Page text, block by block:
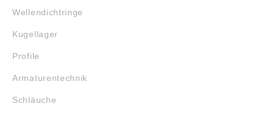
Wellendichtringe
Kugellager
Profile
Armaturentechnik
Schläuche